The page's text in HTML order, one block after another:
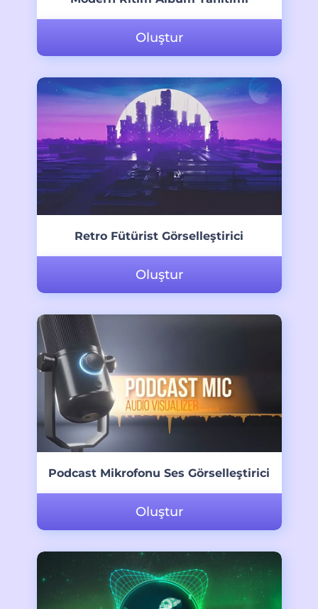
Oluştur
Retro Fütürist Görselleştirici
Oluştur
Podcast Mikrofonu Ses Görselleştirici
Oluştur